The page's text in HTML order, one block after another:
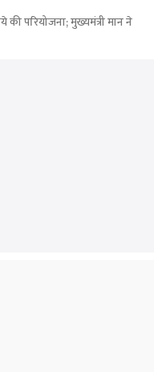
परियोजना; मुख्यमंत्री मान ने